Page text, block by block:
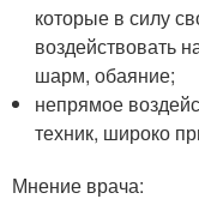
которые в силу
воздействовать
шарм, обаяние;
непрямое
техник, широко
Мнение врача: